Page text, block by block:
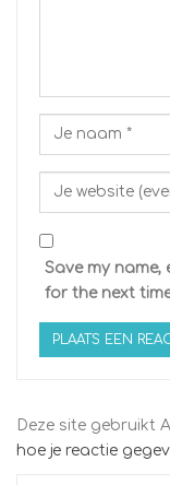
Save my name,
for the next
Deze site gebruikt
hoe je reactie